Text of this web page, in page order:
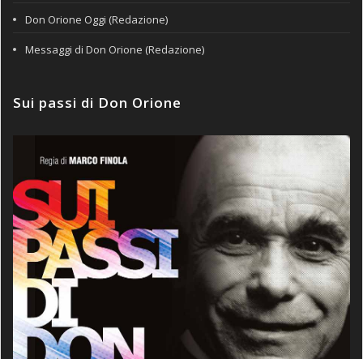
Don Orione Oggi (Redazione)
Messaggi di Don Orione (Redazione)
Sui passi di Don Orione